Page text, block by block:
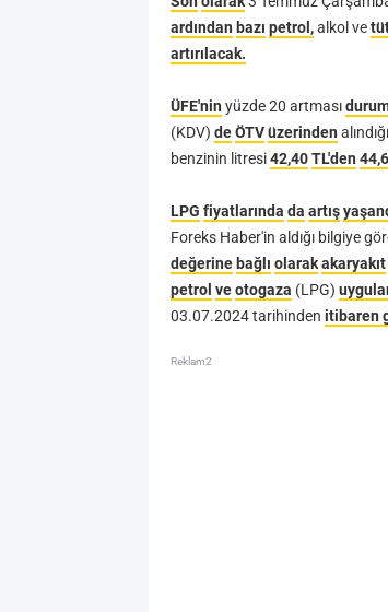
ardından bazı petrol, alkol ve
artırılacak.
ÜFE'nin yüzde 20 artması
(KDV) de ÖTV üzerinden alındığı
benzinin litresi 42,40 TL'den
LPG fiyatlarında da artış
Foreks Haber'in aldığı bilgiye
değerine bağlı olarak akaryakıt
petrol ve otogaza (LPG)
03.07.2024 tarihinden itibaren
Reklam2